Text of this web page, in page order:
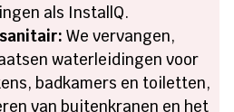
als InstallQ.
We vervangen,
waterleidingen voor
badkamers en toiletten,
van buitenkranen en het